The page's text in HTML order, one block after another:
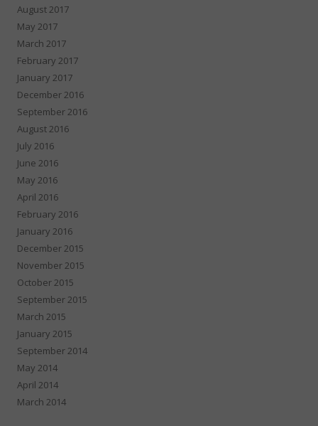
August 2017
May 2017
March 2017
February 2017
January 2017
December 2016
September 2016
August 2016
July 2016
June 2016
May 2016
April 2016
February 2016
January 2016
December 2015
November 2015
October 2015
September 2015
March 2015
January 2015
September 2014
May 2014
April 2014
March 2014